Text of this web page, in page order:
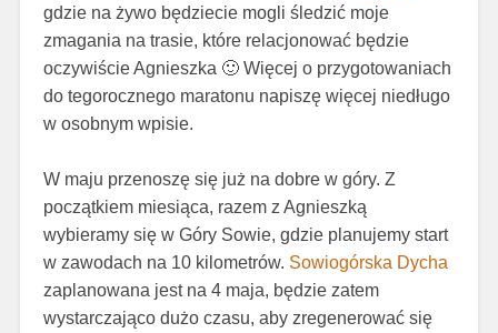
gdzie na żywo będziecie mogli śledzić moje
zmagania na trasie, które relacjonować będzie
oczywiście Agnieszka 🙂 Więcej o przygotowaniach
do tegorocznego maratonu napiszę więcej niedługo
w osobnym wpisie.
W maju przenoszę się już na dobre w góry. Z
początkiem miesiąca, razem z Agnieszką
wybieramy się w Góry Sowie, gdzie planujemy start
w zawodach na 10 kilometrów. Sowiogórska Dycha
zaplanowana jest na 4 maja, będzie zatem
wystarczająco dużo czasu, aby zregenerować się